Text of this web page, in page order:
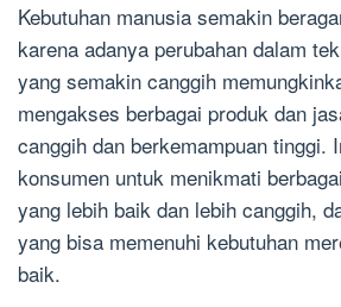
Kebutuhan manusia semakin
karena adanya perubahan dalam
yang semakin canggih
mengakses berbagai produk dan
canggih dan berkemampuan tinggi.
konsumen untuk menikmati
yang lebih baik dan lebih canggih,
yang bisa memenuhi kebutuhan
baik.